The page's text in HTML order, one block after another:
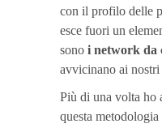
con il profilo delle
esce fuori un
sono i network da
avvicinano ai
Più di una volta ho
questa